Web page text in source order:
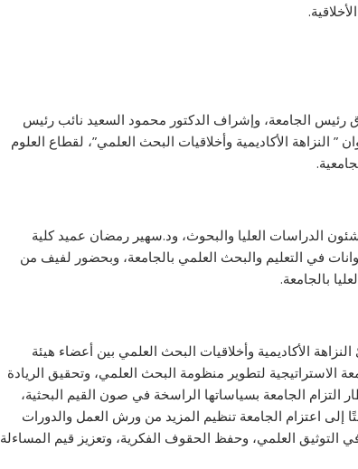
الجامعة، وإشراف الدكتور محمود السعيد نائب رئيس
” النزاهة الأكاديمية وأخلاقيات البحث العلمي”، لقطاع العلوم
الدراسات العليا والبحوث، ود.سهير رمضان عميد كلية
في التعليم والبحث العلمي بالجامعة، وبحضور لفيف من
بالجامعة.
الأكاديمية وأخلاقيات البحث العلمي بين أعضاء هيئة
الاستراتيجية لتطوير منظومة البحث العلمي، وتحقيق الريادة
التزام الجامعة بسياساتها الراسخة في صون القيم البحثية،
إلى اعتزام الجامعة تنظيم المزيد من ورش العمل والدورات
في التوثيق العلمي، وحفظ الحقوف الفكرية، وتعزيز قيم المساءلة